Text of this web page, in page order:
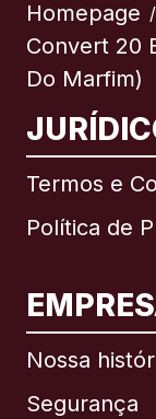
Homepage /
Convert 20
Do Marfim)
Termos e
Política de
Nossa
Segurança